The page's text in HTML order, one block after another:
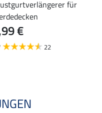
für
€
22